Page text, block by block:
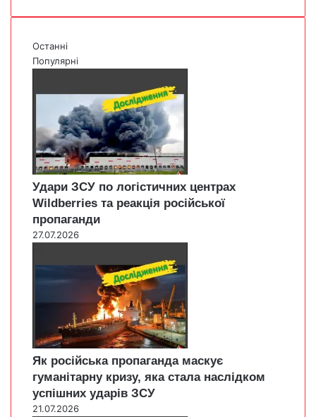
Останні
Популярні
Удари ЗСУ по логістичних центрах
Wildberries та реакція російської
пропаганди
27.07.2026
Як російська пропаганда маскує
гуманітарну кризу, яка стала наслідком
успішних ударів ЗСУ
21.07.2026